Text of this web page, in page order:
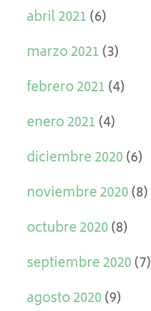
abril 2021 (6)
marzo 2021 (3)
febrero 2021 (4)
enero 2021 (4)
diciembre 2020(6)
noviembre 2020(8)
octubre 2020(8)
septiembre 2020(7)
agosto 2020(9)